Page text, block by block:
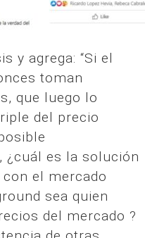
y agrega: “Si el
toman
que luego lo
del precio
¿cuál es la solución
con el mercado
sea quien
del mercado ?